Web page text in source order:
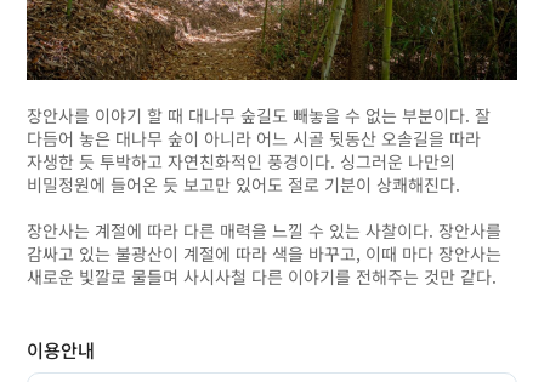
장안사를 이야기 할 때 대나무 숲길도 빼놓을 수 없는 부분이다. 잘
다듬어 놓은 대나무 숲이 아니라 어느 시골 뒷동산 오솔길을 따라
자생한 듯 투박하고 자연친화적인 풍경이다. 싱그러운 나만의
비밀정원에 들어온 듯 보고만 있어도 절로 기분이 상쾌해진다.
장안사는 계절에 따라 다른 매력을 느낄 수 있는 사찰이다. 장안사를
감싸고 있는 불광산이 계절에 따라 색을 바꾸고, 이때 마다 장안사는
새로운 빛깔로 물들며 사시사철 다른 이야기를 전해주는 것만 같다.
이용안내